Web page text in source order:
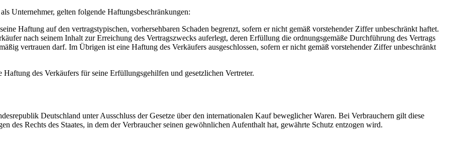
Unternehmer, gelten folgende Haftungsbeschränkungen:
Haftung auf den vertragstypischen, vorhersehbaren Schaden begrenzt, sofern er nicht gemäß vorstehender Ziffer unbeschränkt haftet.
nach seinem Inhalt zur Erreichung des Vertragszwecks auferlegt, deren Erfüllung die ordnungsgemäße Durchführung des Vertrags
vertrauen darf. Im Übrigen ist eine Haftung des Verkäufers ausgeschlossen, sofern er nicht gemäß vorstehender Ziffer unbeschränkt
des Verkäufers für seine Erfüllungsgehilfen und gesetzlichen Vertreter.
Deutschland unter Ausschluss der Gesetze über den internationalen Kauf beweglicher Waren. Bei Verbrauchern gilt diese
des Rechts des Staates, in dem der Verbraucher seinen gewöhnlichen Aufenthalt hat, gewährte Schutz entzogen wird.